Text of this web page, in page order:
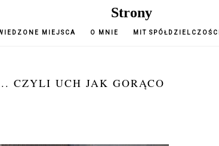
Strony
MIEJSCA O MNIE MIT SPÓŁDZIELCZOŚCI
CZYLI UCH JAK GORĄCO